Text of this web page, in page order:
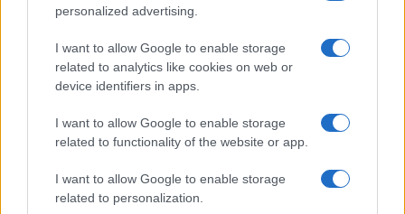
personalized advertising.
I want to allow Google to enable storage
related to analytics like cookies on web or
device identifiers in apps.
I want to allow Google to enable storage
related to functionality of the website or app.
I want to allow Google to enable storage
related to personalization.